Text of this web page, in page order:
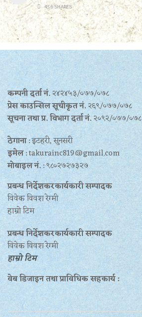
456 SHARES
कम्पनी दर्ता नं.२४२४५३/०७७/०७८
प्रेस काउन्सिल सूचीकृत नं.२६९/०७७/०७८
सूचना तथा प्र‍. विभाग दर्ता नं.२०९२/०७७/०७८
ठेगाना: इटहरी, सुनसरी
इमेल: takurainc819@gmail.com
मोबाइल नं.: ९८०२७२७३२७
प्रबन्ध निर्देशकरकार्यकारी सम्पादक
विवेक विवश रेग्मी
हाम्रो टिम
प्रबन्ध निर्देशकरकार्यकारी सम्पादक
विवेक विवश रेग्मी
हाम्रो टिम
वेब डिजाइन तथा प्राविधिक सहकार्य :